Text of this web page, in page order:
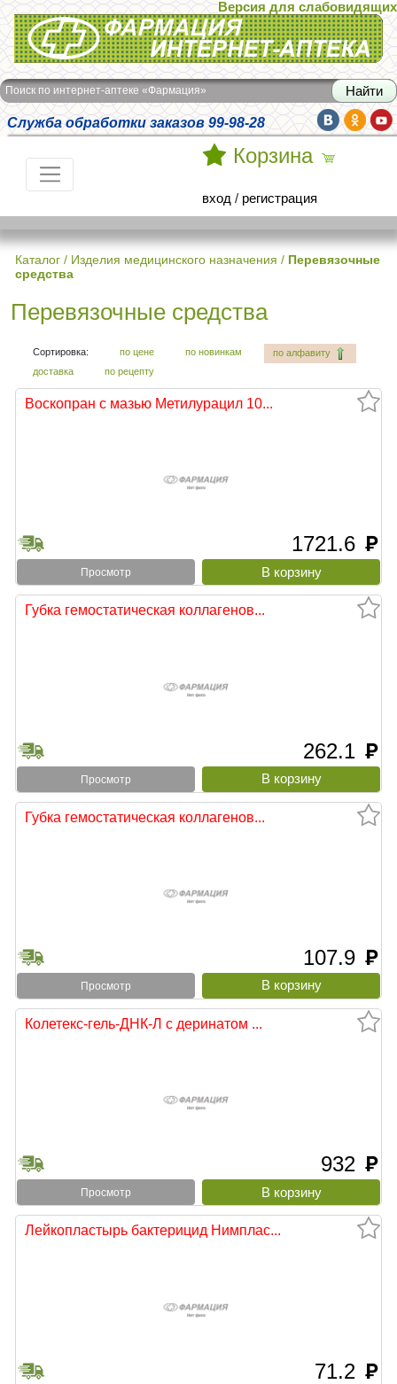
Интернет-аптека Фармация
Версия для слабовидящих
Поиск по интернет-аптеке «Фармация»
Служба обработки заказов 99-98-28
Корзина
вход / регистрация
Каталог / Изделия медицинского назначения / Перевязочные
средства
Перевязочные средства
Сортировка: по цене по новинкам
по алфавиту
доставка
по рецепту
Воскопран с мазью Метилурацил 10...
1721.6 руб
Просмотр
Губка гемостатическая коллагенов...
262.1 руб
Просмотр
Губка гемостатическая коллагенов...
107.9 руб
Просмотр
Колетекс-гель-ДНК-Л с деринатом ...
932 руб
Просмотр
Лейкопластырь бактерицид Нимплас...
71.2 руб